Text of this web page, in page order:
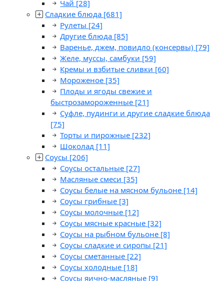
Чай [28]
Сладкие блюда [681]
Рулеты [24]
Другие блюда [85]
Варенье, джем, повидло (консервы) [79]
Желе, муссы, самбуки [59]
Кремы и взбитые сливки [60]
Мороженое [35]
Плоды и ягоды свежие и
быстрозамороженные [21]
Суфле, пудинги и другие сладкие блюда
[75]
Торты и пирожные [232]
Шоколад [11]
Соусы [206]
Соусы остальные [27]
Масляные смеси [35]
Соусы белые на мясном бульоне [14]
Соусы грибные [3]
Соусы молочные [12]
Соусы мясные красные [32]
Соусы на рыбном бульоне [8]
Соусы сладкие и сиропы [21]
Соусы сметанные [22]
Соусы холодные [18]
Соусы яично-масляные [9]